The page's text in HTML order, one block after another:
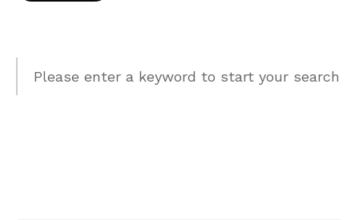
Please enter a keyword to start your search